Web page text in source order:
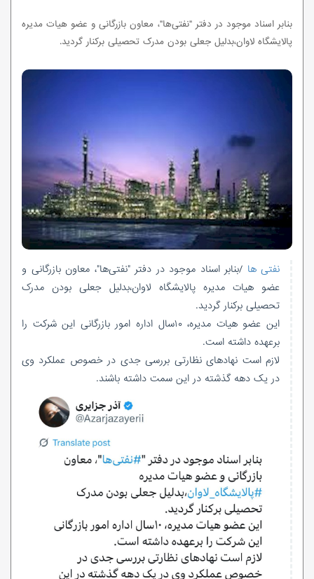
بنابر اسناد موجود در دفتر "نفتی‌ها"، معاون بازرگانی و عضو هیات مدیره
پالایشگاه لاوان،بدلیل جعلی بودن مدرک تحصیلی برکنار گردید.
نفتی ها /بنابر اسناد موجود در دفتر "نفتی‌ها"، معاون بازرگانی و
عضو هیات مدیره پالایشگاه لاوان،بدلیل جعلی بودن مدرک
تحصیلی برکنار گردید.
این عضو هیات مدیره، ۱۰سال اداره امور بازرگانی این شرکت را
برعهده داشته است.
لازم است نهادهای نظارتی بررسی جدی در خصوص عملکرد وی
در یک دهه گذشته در این سمت داشته باشند.